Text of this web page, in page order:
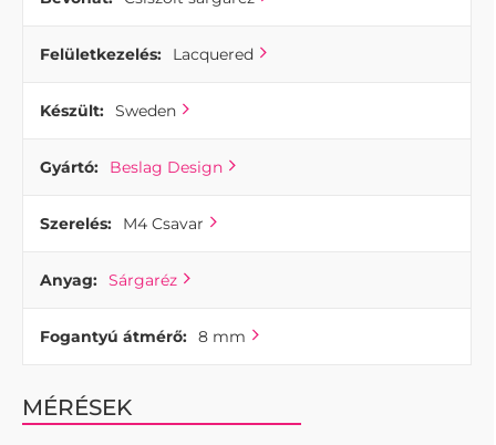
Felületkezelés: Lacquered
Készült: Sweden
Gyártó: Beslag Design
Szerelés: M4 Csavar
Anyag: Sárgaréz
Fogantyú átmérő: 8 mm
MÉRÉSEK